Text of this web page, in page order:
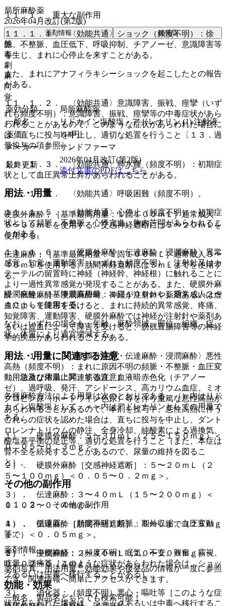
１１．１． 重大な副作用
１１．１．１． 〈効能共通〉ショック（頻度不明）：徐
脈、不整脈、血圧低下、呼吸抑制、チアノーゼ、意識障害等
を生じ、まれに心停止を来すことがある。
また、まれにアナフィラキシーショックを起こしたとの報告
がある。
１１．１．２． 〈効能共通〉意識障害、振戦、痙攣（いず
れも頻度不明）：意識障害、振戦、痙攣等の中毒症状があら
われることがあるので、このような症状があらわれた場合に
は、直ちに投与を中止し、適切な処置を行うこと〔１３．過
量投与の項参照〕。
１１．１．３． 〈効能共通〉肺水腫（頻度不明）：初期症
状として血圧異常上昇があらわれることがある。
１１．１．４． 〈効能共通〉呼吸困難（頻度不明）。
１１．１．５． 〈効能共通〉心停止（頻度不明）：初期症
状として頻脈、不整脈、心悸亢進、胸内苦悶があらわれるこ
とがある。
１１．１．６． 〈硬膜外麻酔・伝達麻酔・浸潤麻酔〉異常
感覚、知覚・運動障害（いずれも頻度不明）：注射針又はカ
テーテルの留置時に神経（神経幹、神経根）に触れることに
より一過性異常感覚が発現することがある。また、硬膜外麻
酔・伝達麻酔・浸潤麻酔時、神経が注射針や薬剤あるいは虚
血によって障害を受けると、まれに持続的異常感覚、疼痛、
知覚障害、運動障害、硬膜外麻酔では神経が注射針や薬剤あ
るいは虚血によって障害を受けると、膀胱直腸障害等の神経
学的疾患があらわれることがある。
１１．１．７． 〈硬膜外麻酔・伝達麻酔・浸潤麻酔〉悪性
高熱（頻度不明）：まれに原因不明の頻脈・不整脈・血圧変
動、急激な体温上昇、筋強直、血液暗赤色化（チアノー
ゼ）、過呼吸、発汗、アシドーシス、高カリウム血症、ミオ
グロビン尿（ポートワイン色尿）等を伴う重篤な悪性高熱が
あらわれることがあるので、本剤を投与中、悪性高熱に伴う
これらの症状を認めた場合は、直ちに投与を中止し、ダント
ロレンナトリウムの静注、全身冷却、純酸素による過換気、
酸塩基平衡の是正等、適切な処置を行うこと（また、本症は
腎不全を続発することがあるので、尿量の維持を図るこ
と）。
その他の副作用
１１．２． その他の副作用
１）． 循環器：（頻度不明）頻脈、期外収縮、血圧変動
等。
２）． 中枢神経：（頻度不明）眠気、不安、興奮、霧視、
眩暈、頭痛等［このような症状があらわれた場合は、ショッ
クあるいは中毒へ移行することがある］。
３）． 消化器：（頻度不明）悪心・嘔吐等［このような症
状があらわれた場合は、ショックあるいは中毒へ移行するこ
局所麻酔薬
2026年04月改訂(第2版)
薬剤情報 後発品
他
毒
劇
麻
向
覚
薬効分類
局所麻酔薬
一般名
リドカイン塩酸塩・アドレナリン (1) 注射液
薬価
118円
メーカー
サンドファーマ
最終更新
2026年04月改訂(第2版)
添付文書のPDFはこちら
用法・用量
硬膜外麻酔；［基準最高用量：１回１００ｍＬ］通常成人
５〜３０ｍＬを使用する。交感神経遮断には５〜２０ｍＬを
使用する。
伝達麻酔；［基準最高用量：１回１００ｍＬ］通常成人３〜
４０ｍＬを使用する。肋間神経遮断には５ｍＬまでを使用す
る。
浸潤麻酔；［基準最高用量：１回１００ｍＬ］通常成人２〜
４０ｍＬを使用する。
なお、いずれの場合も、年齢、麻酔領域、部位、組織、症
状、体質により適宜増減する。
用法・用量に関連する注意
（用法及び用量に関連する注意）
各種麻酔方法による用量は次のとおりである。（）内はリド
カイン塩酸塩として、＜＞内はアドレナリンとしての用量で
ある。
１）． 硬膜外麻酔：５〜３０ｍＬ（２５〜１５０ｍｇ）＜
０．０５〜０．３ｍｇ＞。
２）． 硬膜外麻酔［交感神経遮断］：５〜２０ｍＬ（２
５〜１００ｍｇ）＜０．０５〜０．２ｍｇ＞。
３）． 伝達麻酔：３〜４０ｍＬ（１５〜２００ｍｇ）＜
０．０３〜０．４ｍｇ＞。
４）． 伝達麻酔［肋間神経遮断］：５ｍＬまで（２５ｍｇ
まで）＜０．０５ｍｇ＞。
５）． 浸潤麻酔：２〜４０ｍＬ（１０〜２００ｍｇ）＜
０．０２〜０．４ｍｇ＞。
効能・効果
薬剤情報
薬剤写真、用法用量、効能効果や後発品の情報が一度に参照
でき、関連情報へ簡単にアクセスができます。
一般名、製品名どちらでも検索可能！